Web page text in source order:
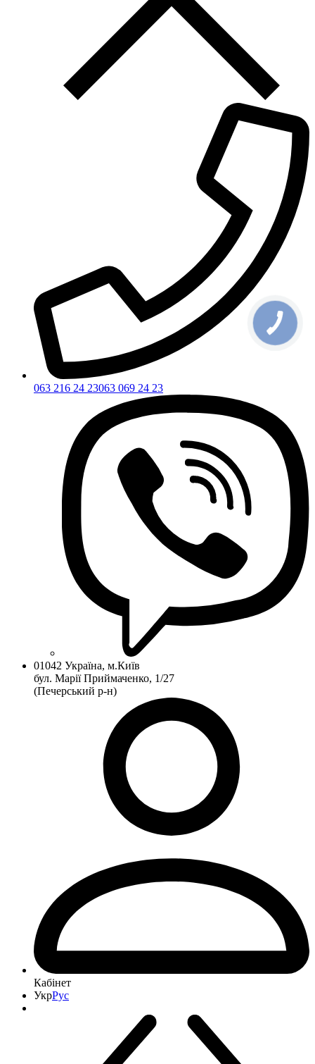
063 216 24 23063 069 24 23
01042 Україна, м.Київ
бул. Марії Приймаченко, 1/27
(Печерський р-н)
Кабінет
УкрРус